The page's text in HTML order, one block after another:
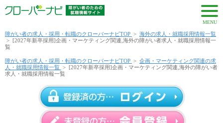
MENU
障がい者の求人・採用・転職のクローバーナビTOP > 海外の求人・就職採用情報一覧
> [2027年新卒採用]企画・マーケティング関連,海外の障がい者求人・就職採用情報一
覧
障がい者の求人・採用・転職のクローバーナビTOP > 企画・マーケティング関連の求
人・就職採用情報一覧 > [2027年新卒採用]企画・マーケティング関連,海外の障がい者
求人・就職採用情報一覧